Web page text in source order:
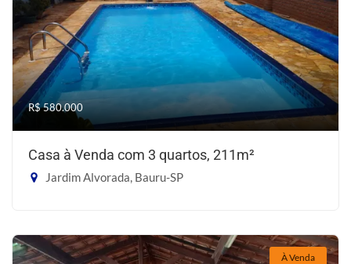
R$ 580.000
Casa à Venda com 3 quartos, 211m²
Jardim Alvorada, Bauru-SP
À Venda